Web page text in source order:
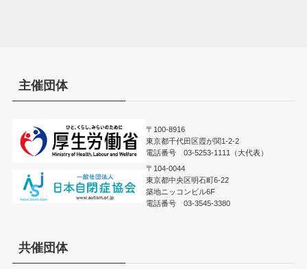
主催団体
〒100-8916
東京都千代田区霞が関1-2-2
電話番号 03-5253-1111（大代表）
〒104-0044
東京都中央区明石町6-22
築地ニッコンビル6F
電話番号 03-3545-3380
共催団体